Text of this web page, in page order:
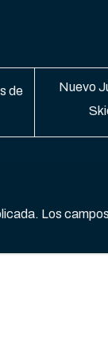
de
Nuevo
Los